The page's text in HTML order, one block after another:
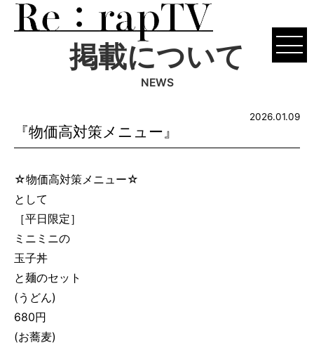
掲載について
NEWS
2026.01.09
『物価高対策メニュー』
☆物価高対策メニュー☆
として
［平日限定］
ミニミニの
玉子丼
と麺のセット
(うどん)
680円
(お蕎麦)